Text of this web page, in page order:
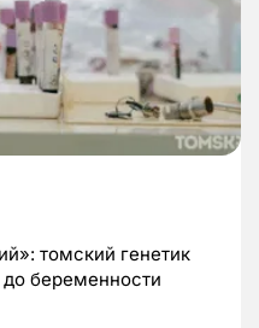
томский генетик
беременности